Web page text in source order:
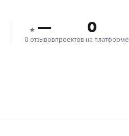
★ —
0 отзывов
0
проектов на платформе